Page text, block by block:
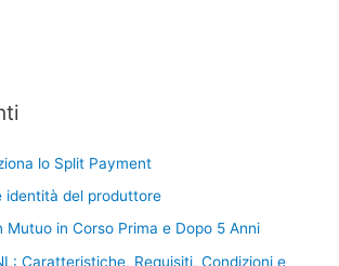
lo Split Payment
identità del produttore
Mutuo in Corso Prima e Dopo 5 Anni
Caratteristiche, Requisiti, Condizioni e